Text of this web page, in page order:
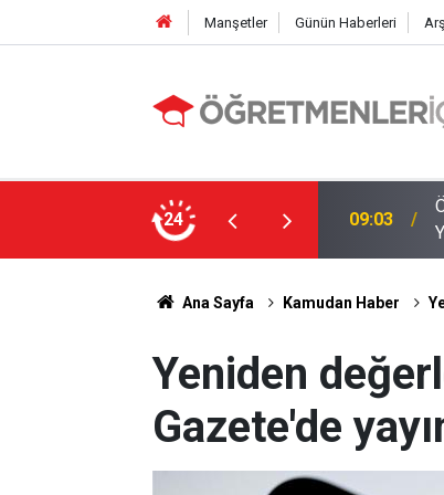
Manşetler Günün Haberleri
24
İlde Norm Kadro Tıkanıklığı
19:02
Ana Sayfa Kamudan Haber
Yeniden
Gazete'de